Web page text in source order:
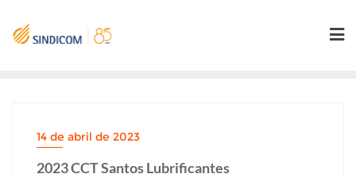
content
14 de abril de 2023
2023 CCT Santos Lubrificantes